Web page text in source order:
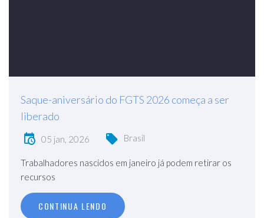
Saque-aniversário do FGTS 2026 começa a ser
liberado
05 jan, 2026 Brasil
Trabalhadores nascidos em janeiro já podem retirar os
recursos
CONTINUA LENDO